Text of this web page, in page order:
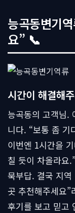
능곡동변기
요” 📞
시간이 해결해
능곡동의 고객님.
니다. “보통 좀 기
이번엔 1시간을
칠 듯이 차올라요
묵부답. 결국 지
곳 추천해주세요
후기를 보고 믿고